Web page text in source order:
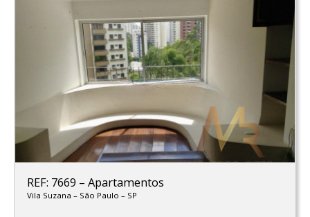
REF: 7669 – Apartamentos
Vila Suzana – São Paulo – SP